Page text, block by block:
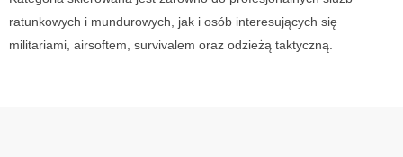
ratunkowych i mundurowych, jak i osób interesujących się
militariami, airsoftem, survivalem oraz odzieżą taktyczną.